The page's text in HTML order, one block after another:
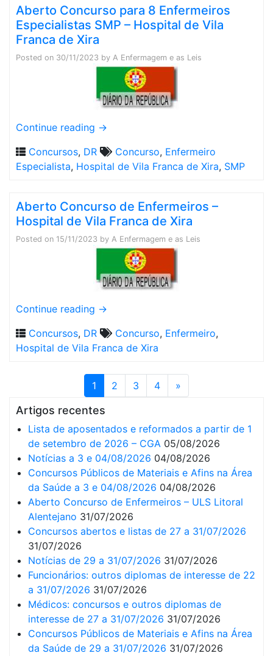
Aberto Concurso para 8 Enfermeiros
Especialistas SMP – Hospital de Vila
Franca de Xira
Posted on 30/11/2023 by A Enfermagem e as Leis
Continue reading →
Concursos, DR Concurso, Enfermeiro
Especialista, Hospital de Vila Franca de Xira, SMP
Aberto Concurso de Enfermeiros –
Hospital de Vila Franca de Xira
Posted on 15/11/2023 by A Enfermagem e as Leis
Continue reading →
Concursos, DR Concurso, Enfermeiro,
Hospital de Vila Franca de Xira
1 2 3 4 »
Artigos recentes
Lista de aposentados e reformados a partir de 1
de setembro de 2026 – CGA 05/08/2026
Notícias a 3 e 04/08/2026 04/08/2026
Concursos Públicos de Materiais e Afins na Área
da Saúde a 3 e 04/08/2026 04/08/2026
Aberto Concurso de Enfermeiros – ULS Litoral
Alentejano 31/07/2026
Concursos abertos e listas de 27 a 31/07/2026
31/07/2026
Notícias de 29 a 31/07/2026 31/07/2026
Funcionários: outros diplomas de interesse de 22
a 31/07/2026 31/07/2026
Médicos: concursos e outros diplomas de
interesse de 27 a 31/07/2026 31/07/2026
Concursos Públicos de Materiais e Afins na Área
da Saúde de 29 a 31/07/2026 31/07/2026